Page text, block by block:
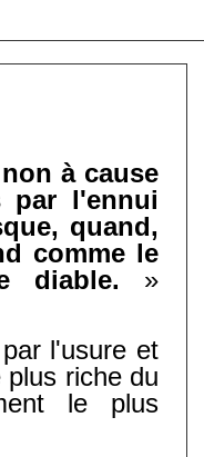
à cause
par l'ennui
quand,
comme le
diable. »
l'usure et
riche du
le plus